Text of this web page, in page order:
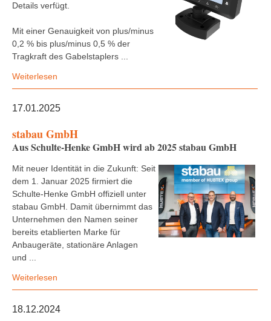
Details verfügt.
Mit einer Genauigkeit von plus/minus
0,2 % bis plus/minus 0,5 % der
Tragkraft des Gabelstaplers ...
Weiterlesen
17.01.2025
stabau GmbH
Aus Schulte-Henke GmbH wird ab 2025 stabau GmbH
Mit neuer Identität in die Zukunft: Seit
dem 1. Januar 2025 firmiert die
Schulte-Henke GmbH offiziell unter
stabau GmbH. Damit übernimmt das
Unternehmen den Namen seiner
bereits etablierten Marke für
Anbaugeräte, stationäre Anlagen
und ...
Weiterlesen
18.12.2024